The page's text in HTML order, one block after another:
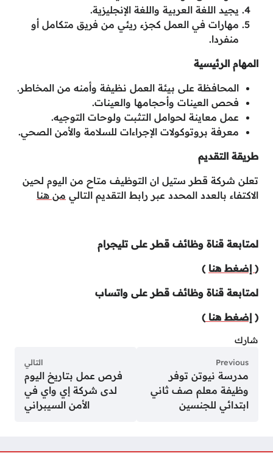
يجيد اللغة العربية واللغة الإنجليزية.
مهارات في العمل كجزء ريئي من فريق متكامل أو
منفردا.
المهام الرئيسية
المحافظة على بيئة العمل نظيفة وأمنه من المخاطر.
فحص العينات وأحجامها والعينات.
عمل معاينة لحوامل التثبت ولوحات التوجيه.
معرفة بروتوكولات الإجراءات للسلامة والأمن الصحي.
طريقة التقديم
تعلن شركة قطر ستيل ان التوظيف متاح من اليوم لحين
الاكتفاء بالعدد المحدد عبر رابط التقديم التالي من هنا
لمتابعة قناة وظائف قطر على تليجرام
( إضغط هنا )
لمتابعة قناة وظائف قطر على واتساب
( إضغط هنا)
شارك
Previous
مدرسة نيوتن توفر
وظيفة معلم صف ثاني
ابتدائي للجنسين
التالي
فرص عمل بتاريخ اليوم
لدى شركة إي واي في
الأمن السيبراني